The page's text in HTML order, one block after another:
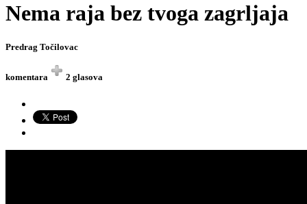
Nema raja bez tvoga zagrljaja
Predrag Točilovac
komentara 2 glasova